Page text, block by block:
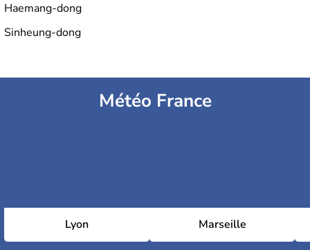
Haemang-dong
Sinheung-dong
Météo France
Lyon Marseille